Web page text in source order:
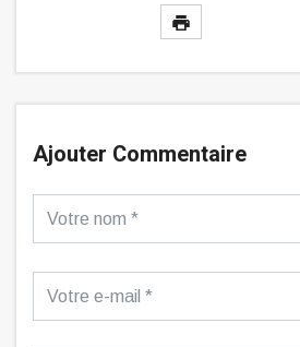
Ajouter Commentaire